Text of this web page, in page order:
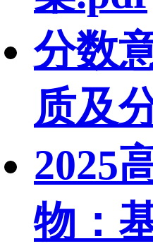
分数
质及
2025
物：